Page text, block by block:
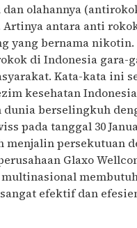
dan olahannya
Artinya antara anti
yang bernama
di Indonesia gara-
Kata-kata ini
kesehatan
dunia berselingkuh
pada tanggal 30
menjalin persekutuan
Glaxo
efektif dan